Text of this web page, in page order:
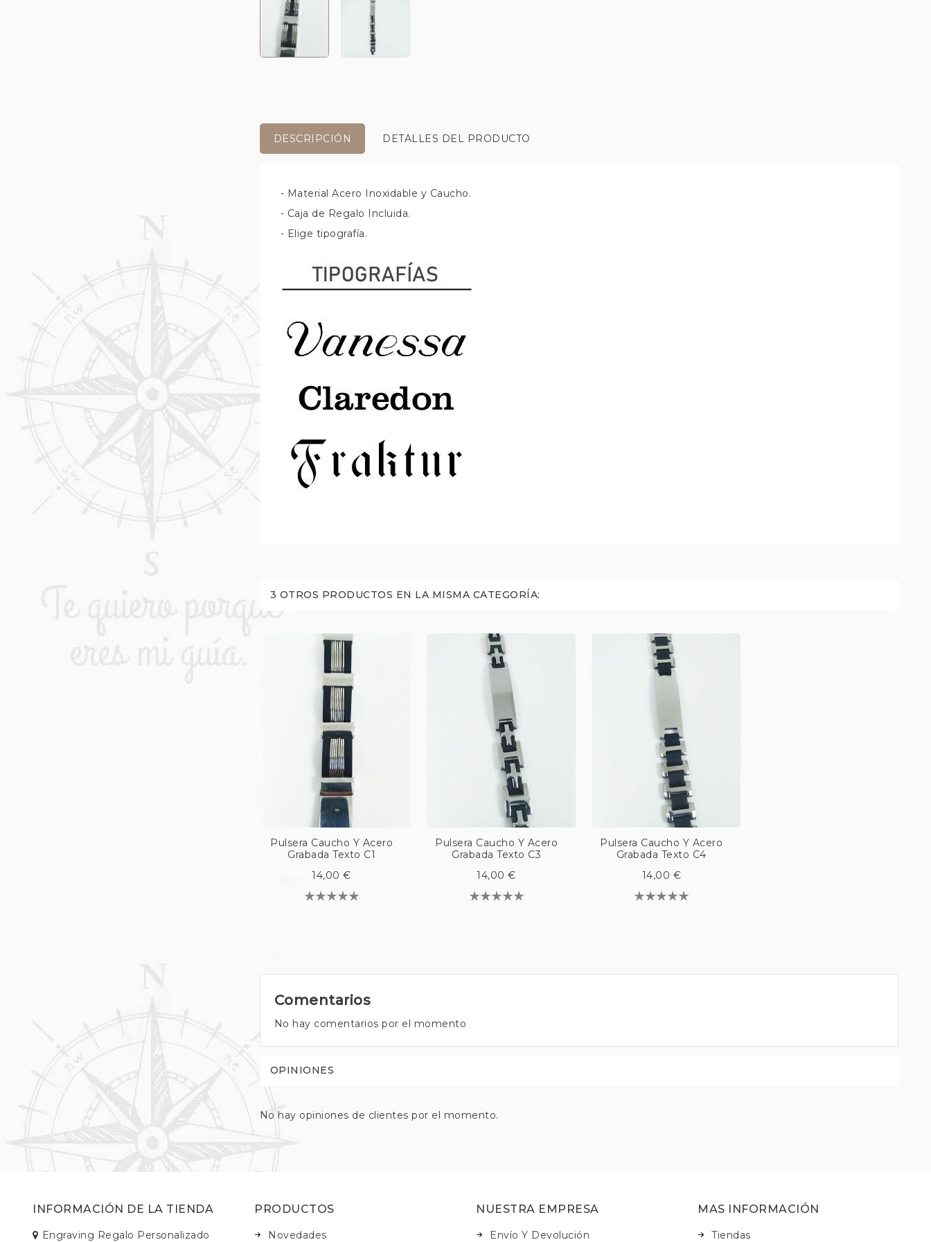
DESCRIPCIÓN DETALLES DEL PRODUCTO
- Material Acero Inoxidable y Caucho.
- Caja de Regalo Incluida.
- Elige tipografía.
3 OTROS PRODUCTOS EN LA MISMA CATEGORÍA:
Pulsera Caucho Y Acero
Grabada Texto C1
14,00 €
Pulsera Caucho Y Acero
Grabada Texto C3
14,00 €
Pulsera Caucho Y Acero
Grabada Texto C4
14,00 €
Comentarios
No hay comentarios por el momento
OPINIONES
No hay opiniones de clientes por el momento.
INFORMACIÓN DE LA TIENDA
Engraving Regalo Personalizado
PRODUCTOS
Novedades
NUESTRA EMPRESA
Envío Y Devolución
MAS INFORMACIÓN
Tiendas